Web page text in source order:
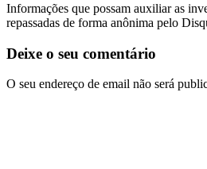
Informações que possam auxiliar as
repassadas de forma anônima pelo
Deixe o seu comentário
O seu endereço de email não será